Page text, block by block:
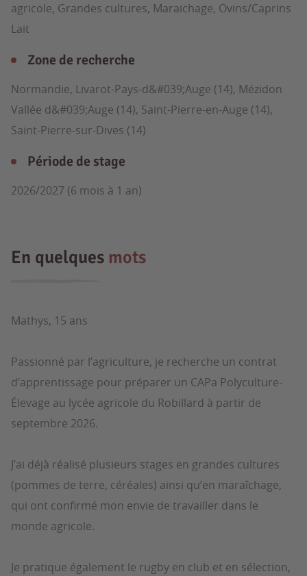
agricole, Grandes cultures, Maraichage, Ovins/Caprins
Lait
Zone de recherche
Normandie, Livarot-Pays-d&#039;Auge (14), Mézidon
Vallée d&#039;Auge (14), Saint-Pierre-en-Auge (14),
Saint-Pierre-sur-Dives (14)
Période de stage
2026/2027 (6 mois à 1 an)
En quelques mots
Mathys, 15 ans
Passionné par l’agriculture, je recherche un contrat
d’apprentissage pour préparer un CAPa Polyculture-
Élevage au lycée agricole du Robillard à partir de
septembre 2026.
J’ai déjà réalisé plusieurs stages en grandes cultures
(pommes de terre, céréales) ainsi qu’en maraîchage,
qui ont confirmé mon envie de travailler dans le
monde agricole.
Je pratique également le rugby en club et en sélection,